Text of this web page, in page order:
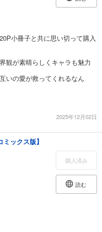
小冊子と共に思い切って購入
観が素晴らしくキャラも魅力
いの愛が救ってくれるなん
2025年12月02日
ックス版】
購入済み
読む